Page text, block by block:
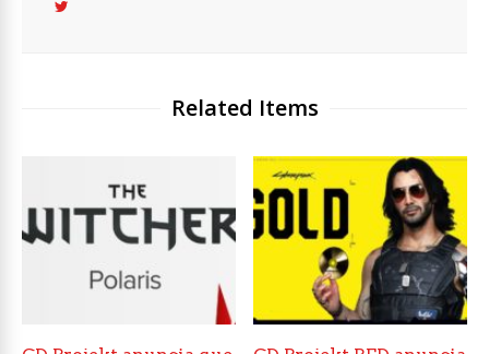
Related Items